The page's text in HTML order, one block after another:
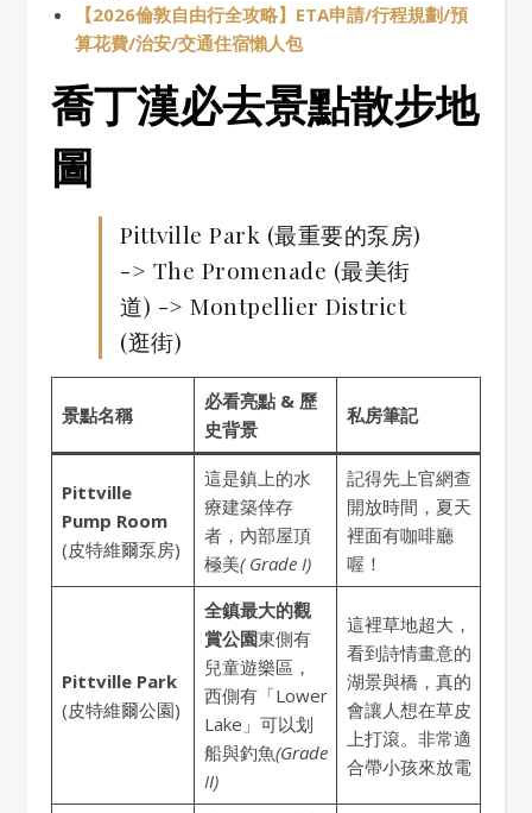
【2026倫敦自由行全攻略】ETA申請/行程規劃/預
算花費/治安/交通住宿懶人包
喬丁漢必去景點散步地
圖
Pittville Park (最重要的泵房)
-> The Promenade (最美街
道) -> Montpellier District
(逛街)
景點名稱
必看亮點 & 歷
史背景
私房筆記
Pittville
Pump Room
(皮特維爾泵房)
這是鎮上的水
療建築倖存
者，內部屋頂
極美( Grade I)
記得先上官網查
開放時間，夏天
裡面有咖啡廳
喔！
Pittville Park
(皮特維爾公園)
全鎮最大的觀
賞公園東側有
兒童遊樂區，
西側有「Lower
Lake」可以划
船與釣魚(Grade
II)
這裡草地超大，
看到詩情畫意的
湖景與橋，真的
會讓人想在草皮
上打滾。非常適
合帶小孩來放電